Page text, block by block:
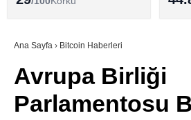
SÖZLÜK
Ana Sayfa › Bitcoin Haberleri
Avrupa Birliği
Parlamentosu